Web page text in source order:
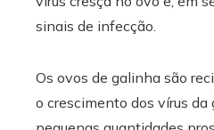
sinais de infecção.
Os ovos de galinha são
o crescimento dos vírus da